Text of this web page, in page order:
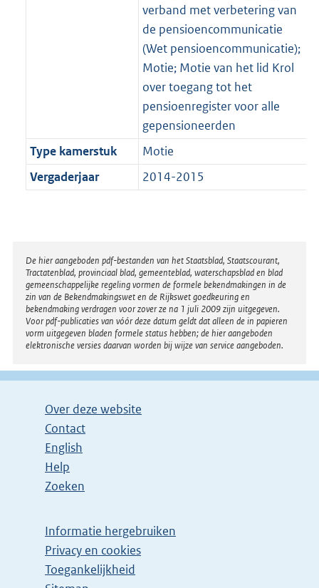
verband met verbetering van
de pensioencommunicatie
(Wet pensioencommunicatie);
Motie; Motie van het lid Krol
over toegang tot het
pensioenregister voor alle
gepensioneerden
Type kamerstuk
Motie
Vergaderjaar
2014-2015
Disclaimer
De hier aangeboden pdf-bestanden van het Staatsblad, Staatscourant,
Tractatenblad, provinciaal blad, gemeenteblad, waterschapsblad en blad
gemeenschappelijke regeling vormen de formele bekendmakingen in de
zin van de Bekendmakingswet en de Rijkswet goedkeuring en
bekendmaking verdragen voor zover ze na 1 juli 2009 zijn uitgegeven.
Voor pdf-publicaties van vóór deze datum geldt dat alleen de in papieren
vorm uitgegeven bladen formele status hebben; de hier aangeboden
elektronische versies daarvan worden bij wijze van service aangeboden.
Over deze website
Contact
English
Help
Zoeken
Informatie hergebruiken
Privacy en cookies
Toegankelijkheid